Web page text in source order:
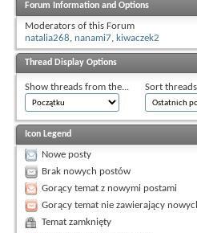
Forum Information and Options
Moderators of this Forum
natalia268, nanami7, kiwaczek2
Thread Display Options
Show threads from the... Sort
Icon Legend
Nowe posty
Brak nowych postów
Gorący temat z nowymi postami
Gorący temat nie zawierający
Temat zamknięty